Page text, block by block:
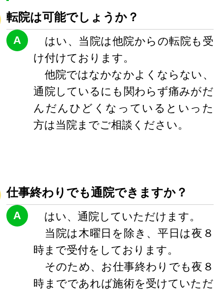
転院は可能でしょうか？
A
はい、当院は他院からの転院も受
け付けております。
他院ではなかなかよくならない、
通院しているにも関わらず痛みがだ
んだんひどくなっているといった
方は当院までご相談ください。
仕事終わりでも通院できますか？
A
はい、通院していただけます。
当院は木曜日を除き、平日は夜８
時まで受付をしております。
そのため、お仕事終わりでも夜８
時までであれば施術を受けていただ